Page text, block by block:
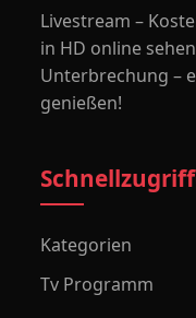
Livestream –
in HD online
Unterbrechung –
genießen!
Kategorien
Tv Programm